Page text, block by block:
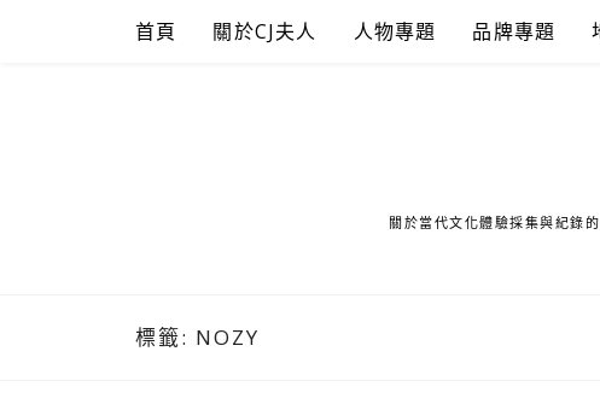
首頁 關於CJ夫人 人物專題 品牌專題
關於當代文化體驗採集與紀錄
標籤: NOZY